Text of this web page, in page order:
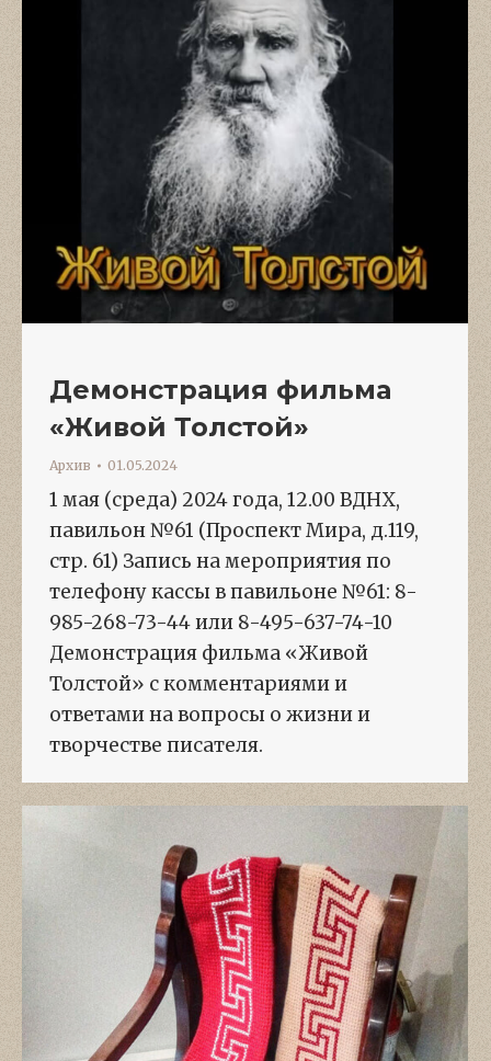
Демонстрация фильма
«Живой Толстой»
Архив 01.05.2024
1 мая (среда) 2024 года, 12.00 ВДНХ,
павильон №61 (Проспект Мира, д.119,
стр. 61) Запись на мероприятия по
телефону кассы в павильоне №61: 8-
985-268-73-44 или 8-495-637-74-10
Демонстрация фильма «Живой
Толстой» с комментариями и
ответами на вопросы о жизни и
творчестве писателя.